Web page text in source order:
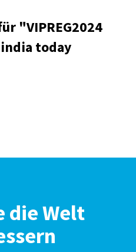
"VIPREG2024
today
die Welt